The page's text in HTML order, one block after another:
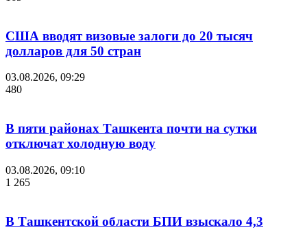
США вводят визовые залоги до 20 тысяч
долларов для 50 стран
03.08.2026, 09:29
480
В пяти районах Ташкента почти на сутки
отключат холодную воду
03.08.2026, 09:10
1 265
В Ташкентской области БПИ взыскало 4,3